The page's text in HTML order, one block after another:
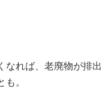
なれば、老廃物が排出
。